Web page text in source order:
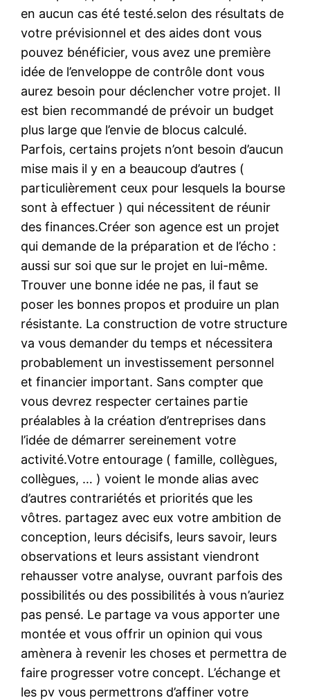
en aucun cas été testé.selon des résultats de
votre prévisionnel et des aides dont vous
pouvez bénéficier, vous avez une première
idée de l’enveloppe de contrôle dont vous
aurez besoin pour déclencher votre projet. Il
est bien recommandé de prévoir un budget
plus large que l’envie de blocus calculé.
Parfois, certains projets n’ont besoin d’aucun
mise mais il y en a beaucoup d’autres (
particulièrement ceux pour lesquels la bourse
sont à effectuer ) qui nécessitent de réunir
des finances.Créer son agence est un projet
qui demande de la préparation et de l’écho :
aussi sur soi que sur le projet en lui-même.
Trouver une bonne idée ne pas, il faut se
poser les bonnes propos et produire un plan
résistante. La construction de votre structure
va vous demander du temps et nécessitera
probablement un investissement personnel
et financier important. Sans compter que
vous devrez respecter certaines partie
préalables à la création d’entreprises dans
l’idée de démarrer sereinement votre
activité.Votre entourage ( famille, collègues,
collègues, … ) voient le monde alias avec
d’autres contrariétés et priorités que les
vôtres. partagez avec eux votre ambition de
conception, leurs décisifs, leurs savoir, leurs
observations et leurs assistant viendront
rehausser votre analyse, ouvrant parfois des
possibilités ou des possibilités à vous n’auriez
pas pensé. Le partage va vous apporter une
montée et vous offrir un opinion qui vous
amènera à revenir les choses et permettra de
faire progresser votre concept. L’échange et
les pv vous permettrons d’affiner votre